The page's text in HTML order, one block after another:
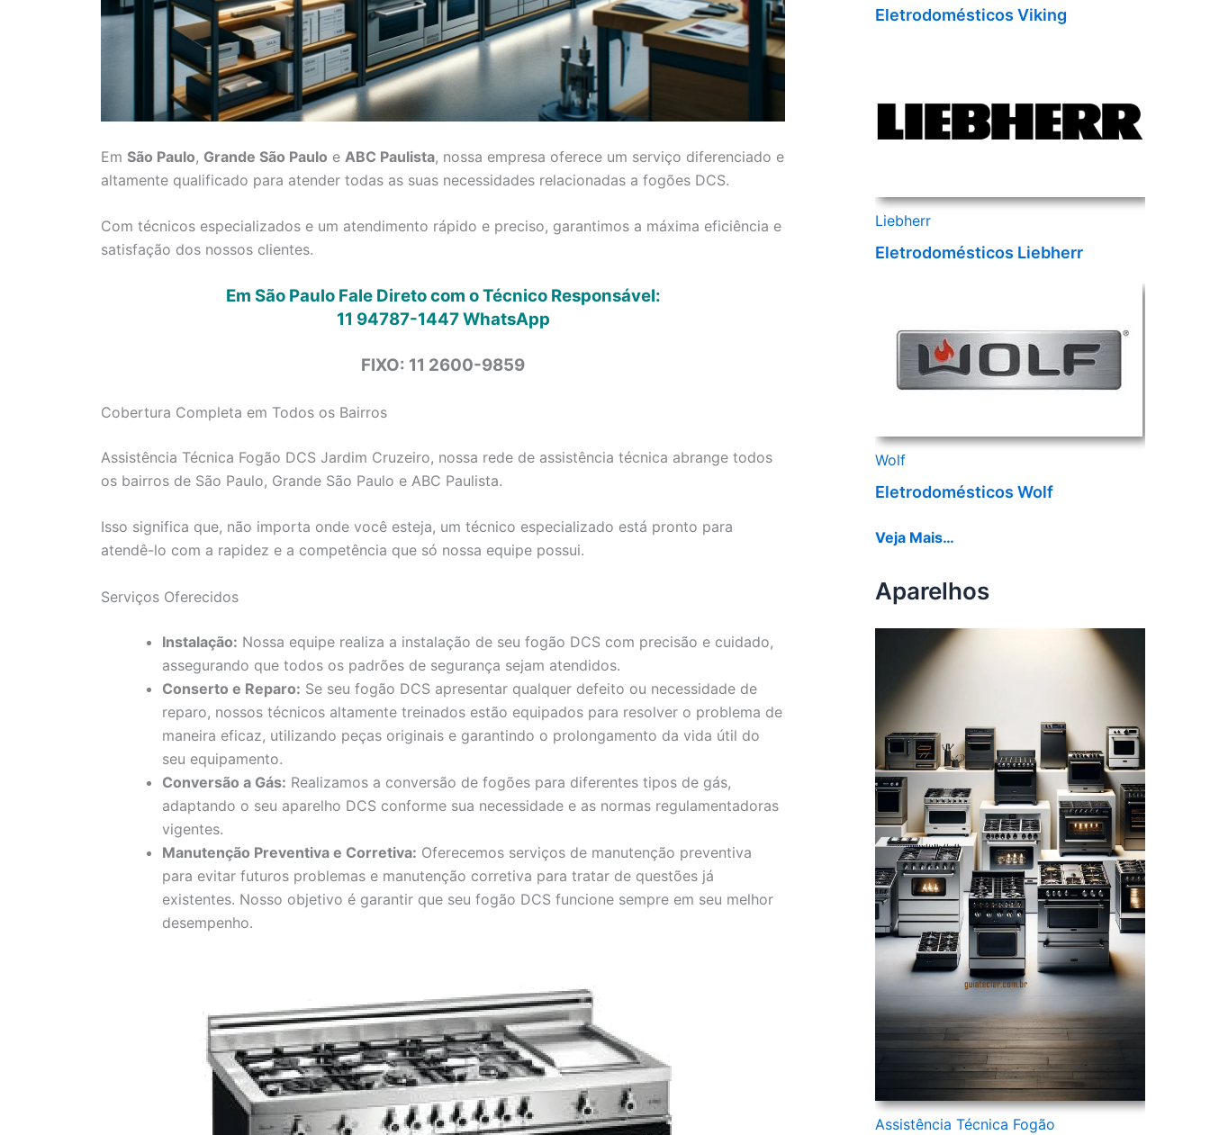
Em São Paulo, Grande São Paulo e ABC Paulista, nossa empresa oferece um serviço diferenciado e
altamente qualificado para atender todas as suas necessidades relacionadas a fogões DCS.
Com técnicos especializados e um atendimento rápido e preciso, garantimos a máxima eficiência e
satisfação dos nossos clientes.
Em São Paulo Fale Direto com o Técnico Responsável:
11 94787-1447WhatsApp
FIXO: 11 2600-9859
Cobertura Completa em Todos os Bairros
Assistência Técnica Fogão DCS Jardim Cruzeiro, nossa rede de assistência técnica abrange todos
os bairros de São Paulo, Grande São Paulo e ABC Paulista.
Isso significa que, não importa onde você esteja, um técnico especializado está pronto para
atendê-lo com a rapidez e a competência que só nossa equipe possui.
Serviços Oferecidos
Instalação: Nossa equipe realiza a instalação de seu fogão DCS com precisão e cuidado,
assegurando que todos os padrões de segurança sejam atendidos.
Conserto e Reparo: Se seu fogão DCS apresentar qualquer defeito ou necessidade de
reparo, nossos técnicos altamente treinados estão equipados para resolver o problema de
maneira eficaz, utilizando peças originais e garantindo o prolongamento da vida útil do
seu equipamento.
Conversão a Gás: Realizamos a conversão de fogões para diferentes tipos de gás,
adaptando o seu aparelho DCS conforme sua necessidade e as normas regulamentadoras
vigentes.
Manutenção Preventiva e Corretiva: Oferecemos serviços de manutenção preventiva
para evitar futuros problemas e manutenção corretiva para tratar de questões já
existentes. Nosso objetivo é garantir que seu fogão DCS funcione sempre em seu melhor
desempenho.
Eletrodomésticos Viking
Liebherr
Eletrodomésticos Liebherr
Wolf
Eletrodomésticos Wolf
Veja Mais…
Aparelhos
Assistência Técnica Fogão